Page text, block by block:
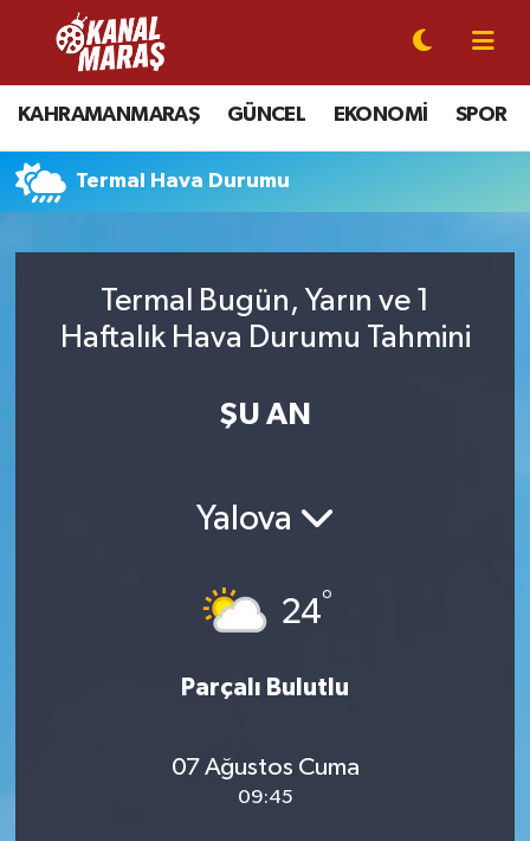
KAHRAMANMARAŞ GÜNCEL EKONOMİ SPOR
Termal Hava Durumu
Termal Bugün, Yarın ve 1
Haftalık Hava Durumu Tahmini
ŞU AN
Yalova
24°
Parçalı Bulutlu
07 Ağustos Cuma
09:45
CANLI YAYIN
KAHRAMANMARAŞ
GÜNCEL
SİYASET
Kahramanmaraş Nöbetçi Eczaneler
Kahramanmaraş Hava Durumu
Kahramanmaraş Namaz Vakitleri
Süper Lig Puan Durumu ve Fikstür